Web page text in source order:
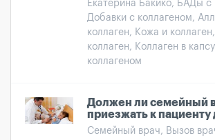
Екатерина Бакико, БАДы с
Добавки с коллагеном,
коллаген, Кожа и
коллаген, Коллаген в
коллагеном
Должен ли семейный
приезжать к пациенту
Семейный врач, Вызов